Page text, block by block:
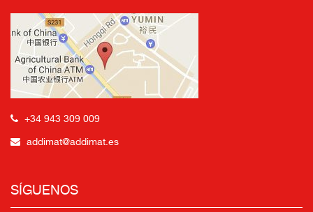
+34 943 309 009
addimat@addimat.es
SÍGUENOS